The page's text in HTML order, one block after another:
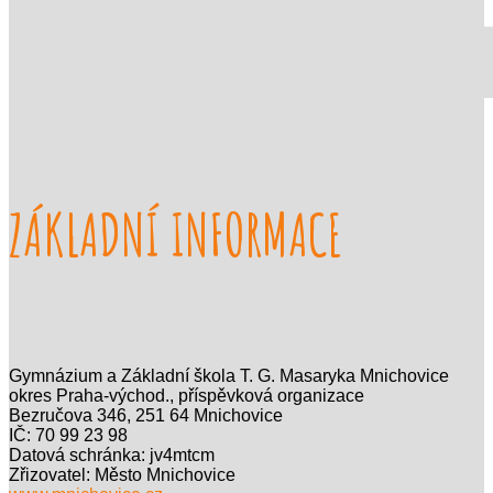
ZÁKLADNÍ INFORMACE
Gymnázium a Základní škola T. G. Masaryka Mnichovice
okres Praha-východ., příspěvková organizace
Bezručova 346, 251 64 Mnichovice
IČ: 70 99 23 98
Datová schránka: jv4mtcm
Zřizovatel: Město Mnichovice